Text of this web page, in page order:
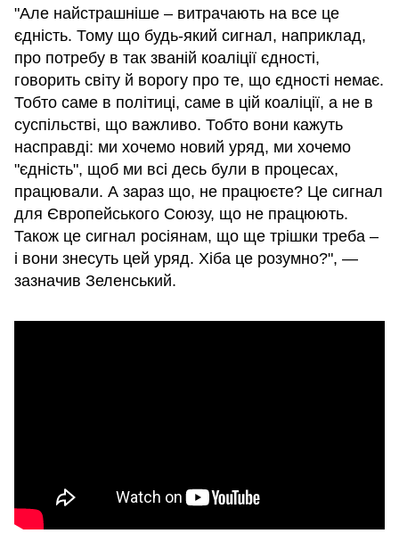
"Але найстрашніше – витрачають на все це
єдність. Тому що будь-який сигнал, наприклад,
про потребу в так званій коаліції єдності,
говорить світу й ворогу про те, що єдності немає.
Тобто саме в політиці, саме в цій коаліції, а не в
суспільстві, що важливо. Тобто вони кажуть
насправді: ми хочемо новий уряд, ми хочемо
"єдність", щоб ми всі десь були в процесах,
працювали. А зараз що, не працюєте? Це сигнал
для Європейського Союзу, що не працюють.
Також це сигнал росіянам, що ще трішки треба –
і вони знесуть цей уряд. Хіба це розумно?", —
зазначив Зеленський.